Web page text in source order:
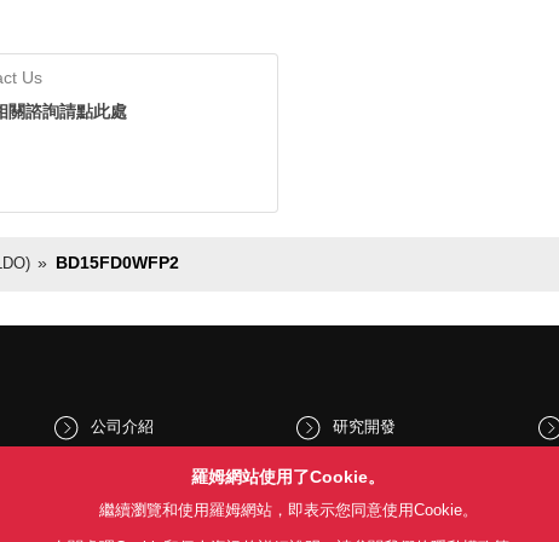
Us
關諮詢請點此處
BD15FD0WFP2
公司介紹
股東和投資人資訊
Sustainability
研究開發
文化與社會
新聞
羅姆網站使用了Cookie。
繼續瀏覽和使用羅姆網站，即表示您同意使用Cookie。